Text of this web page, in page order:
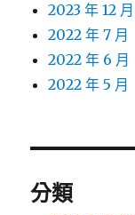
2023 年 12 月
2022 年 7 月
2022 年 6 月
2022 年 5 月
分類